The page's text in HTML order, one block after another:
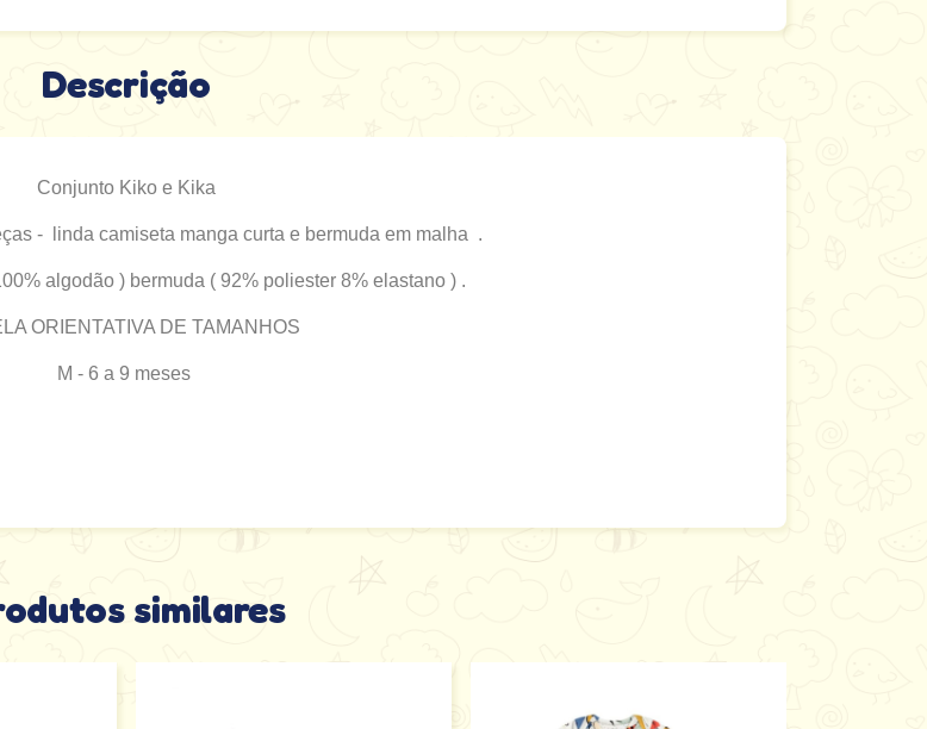
Descrição
Conjunto Kiko e Kika
- linda camiseta manga curta e bermuda em malha .
algodão ) bermuda ( 92% poliester 8% elastano ) .
ORIENTATIVA DE TAMANHOS
M - 6 a 9 meses
similares